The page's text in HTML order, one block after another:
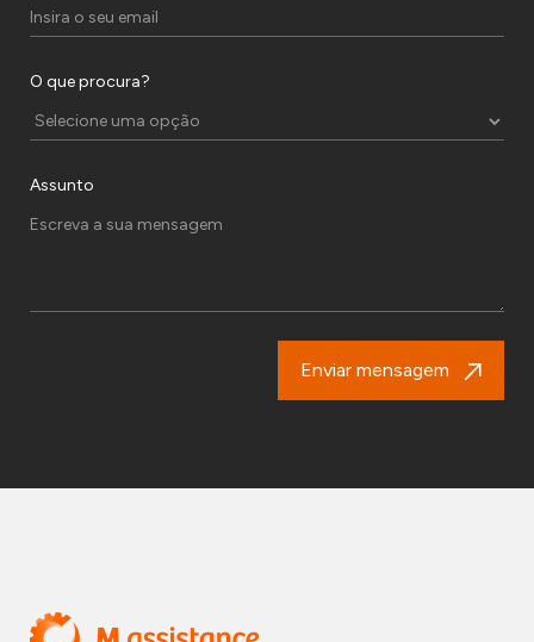
O que procura?
Assunto
Enviar mensagem